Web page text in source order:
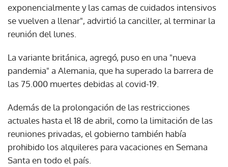
exponencialmente y las camas de cuidados intensivos
se vuelven a llenar", advirtió la canciller, al terminar la
reunión del lunes.
La variante británica, agregó, puso en una "nueva
pandemia" a Alemania, que ha superado la barrera de
las 75.000 muertes debidas al covid-19.
Además de la prolongación de las restricciones
actuales hasta el 18 de abril, como la limitación de las
reuniones privadas, el gobierno también había
prohibido los alquileres para vacaciones en Semana
Santa en todo el país.